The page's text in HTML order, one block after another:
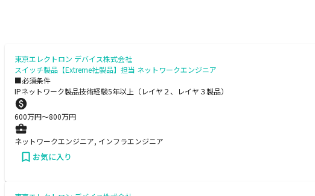
東京エレクトロン デバイス株式会社
スイッチ製品【Extreme社製品】担当 ネットワークエンジニア
■必須条件
IPネットワーク製品技術経験5年以上（レイヤ２、レイヤ３製品）
600万円〜800万円
ネットワークエンジニア, インフラエンジニア
お気に入り